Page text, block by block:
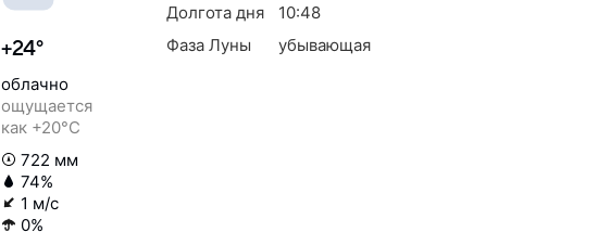
+24°
облачно
ощущается
как +20°C
722 мм
74%
1 м/с
0%
Долгота дня
10:48
Фаза Луны
убывающая